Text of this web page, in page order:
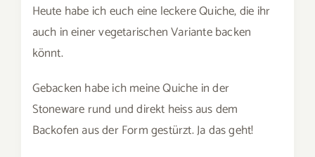
Heute habe ich euch eine leckere Quiche, die ihr
auch in einer vegetarischen Variante backen
könnt. ⠀
Gebacken habe ich meine Quiche in der
Stoneware rund und direkt heiss aus dem
Backofen aus der Form gestürzt. Ja das geht!